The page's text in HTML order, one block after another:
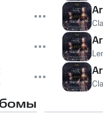
valor primiero"
Göttinger
dieses
per erma
Göttinger